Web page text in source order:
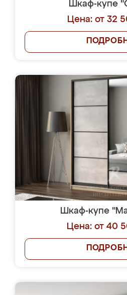
Шкаф-купе
Цена: от 32
Шкаф-купе
Цена: от 40